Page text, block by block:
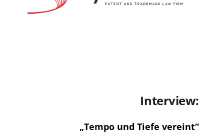
Interview:
„Tempo und Tiefe vereint“